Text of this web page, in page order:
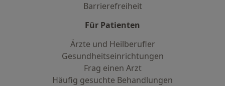
Barrierefreiheit
Für Patienten
Ärzte und Heilberufler
Gesundheitseinrichtungen
Frag einen Arzt
Häufig gesuchte Behandlungen